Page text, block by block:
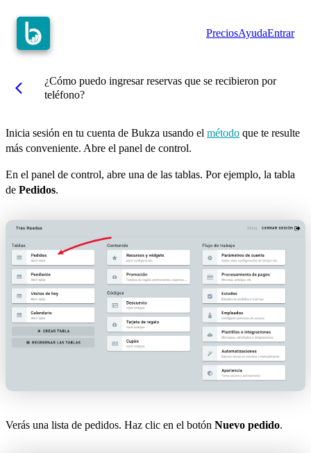
PreciosAyudaEntrar
arrow_back_ios
¿Cómo puedo ingresar reservas que se recibieron por
teléfono?
Inicia sesión en tu cuenta de Bukza usando el método que te resulte
más conveniente. Abre el panel de control.
En el panel de control, abre una de las tablas. Por ejemplo, la tabla
de Pedidos.
Verás una lista de pedidos. Haz clic en el botón Nuevo pedido.